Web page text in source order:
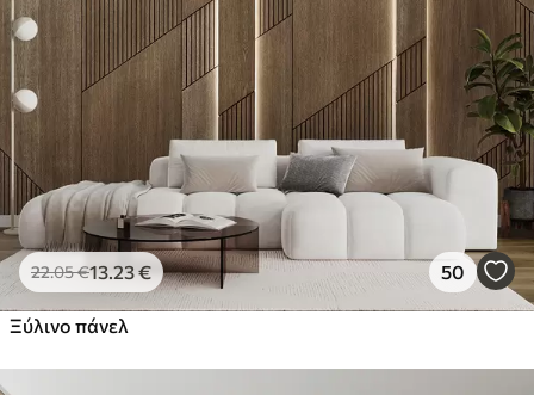
Στάνταρ
.98 .99€
/m²
Premium βινύλιο
65.00 39 .00 €/m²
Peel and Stick
81.6749.00€/m²
22.05€13 .23€ 50
Ξύλινο πάνελ